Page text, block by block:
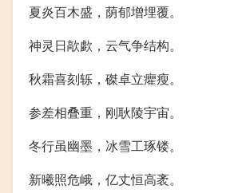
夏炎百木盛，荫郁增埋覆。
神灵日歊歔，云气争结构。
秋霜喜刻轹，磔卓立癯瘦。
参差相叠重，刚耿陵宇宙。
冬行虽幽墨，冰雪工琢镂。
新曦照危峨，亿丈恒高袤。